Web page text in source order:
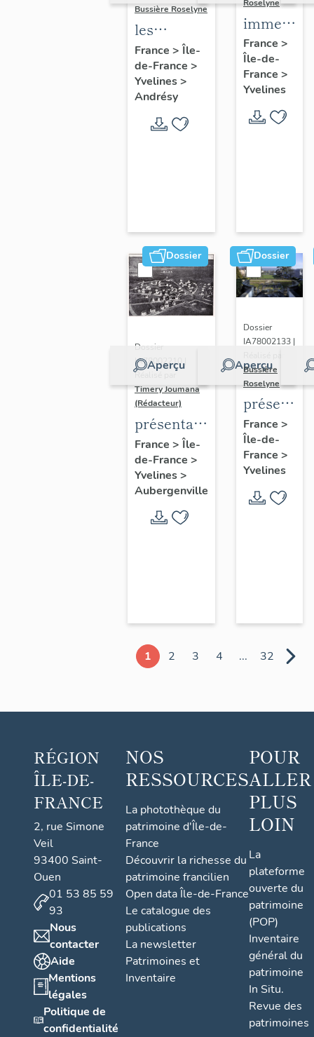
Bussière Roselyne
les
immeubles,
maisons et
fermes du
canton
d'Andrésy
France > Île-
de-France >
Yvelines>
Andrésy
Roselyne
maisons,
fermes
France >
Île-de-
France >
Yvelines
Dossier
Aperçu
Dossier
IA78002210 |
Réalisé par
Timery Joumana
(Rédacteur)
présentation
de l'étude
d'Elisabethville
France > Île-
de-France >
Yvelines>
Aubergenville
Dossier
Aperçu
Dossier
IA78002133 |
Bussière
Roselyne
du
diagnostic
et
France >
Île-de-
France >
Yvelines
1 2 3 4 ... 32
RÉGION
ÎLE-DE-
FRANCE
2, rue Simone
Veil
93400 Saint-
Ouen
01 53 85 59
93
Nous
contacter
Aide
Mentions
légales
Politique de
confidentialité
NOS
RESSOURCES
La photothèque du
patrimoine d'Île-de-
France
Découvrir la richesse du
patrimoine francilien
Open data Île-de-France
Le catalogue des
publications
La newsletter
Patrimoines et
Inventaire
POUR
ALLER
PLUS
LOIN
La
plateforme
ouverte du
patrimoine
(POP)
Inventaire
général du
patrimoine
In Situ.
Revue des
patrimoines